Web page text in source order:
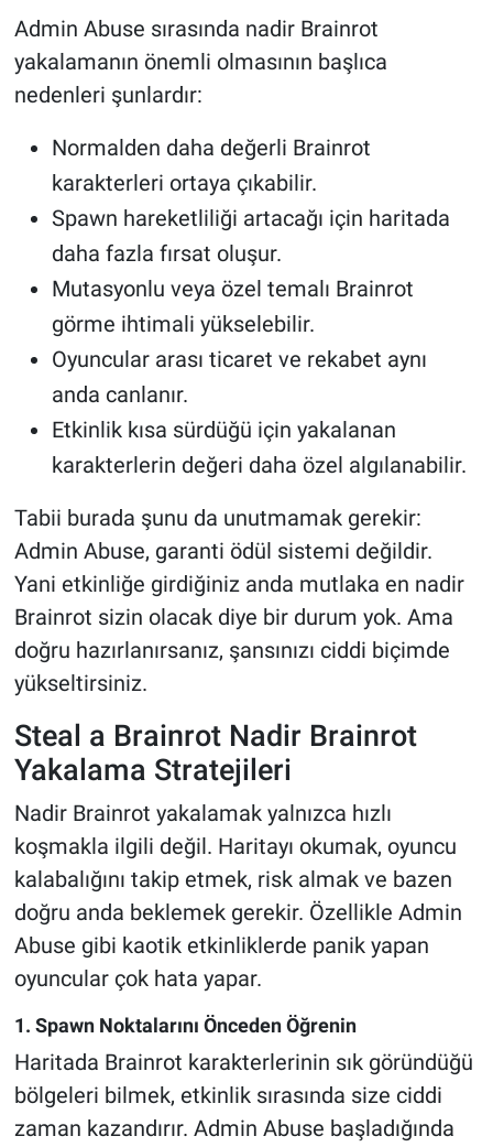
Admin Abuse sırasında nadir Brainrot
yakalamanın önemli olmasının başlıca
nedenleri şunlardır:
Normalden daha değerli Brainrot
karakterleri ortaya çıkabilir.
Spawn hareketliliği artacağı için haritada
daha fazla fırsat oluşur.
Mutasyonlu veya özel temalı Brainrot
görme ihtimali yükselebilir.
Oyuncular arası ticaret ve rekabet aynı
anda canlanır.
Etkinlik kısa sürdüğü için yakalanan
karakterlerin değeri daha özel algılanabilir.
Tabii burada şunu da unutmamak gerekir:
Admin Abuse, garanti ödül sistemi değildir.
Yani etkinliğe girdiğiniz anda mutlaka en nadir
Brainrot sizin olacak diye bir durum yok. Ama
doğru hazırlanırsanız, şansınızı ciddi biçimde
yükseltirsiniz.
Steal a Brainrot Nadir Brainrot
Yakalama Stratejileri
Nadir Brainrot yakalamak yalnızca hızlı
koşmakla ilgili değil. Haritayı okumak, oyuncu
kalabalığını takip etmek, risk almak ve bazen
doğru anda beklemek gerekir. Özellikle Admin
Abuse gibi kaotik etkinliklerde panik yapan
oyuncular çok hata yapar.
1. Spawn Noktalarını Önceden Öğrenin
Haritada Brainrot karakterlerinin sık göründüğü
bölgeleri bilmek, etkinlik sırasında size ciddi
zaman kazandırır. Admin Abuse başladığında